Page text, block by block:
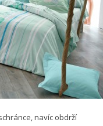
navíc obdrží